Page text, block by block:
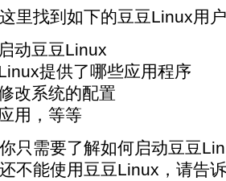
里找到如下的豆豆Linux用
动豆豆Linux
提供了哪些应用程序
改系统的配置
用，等等
只需要了解如何启动豆豆
还不能使用豆豆Linux，请告